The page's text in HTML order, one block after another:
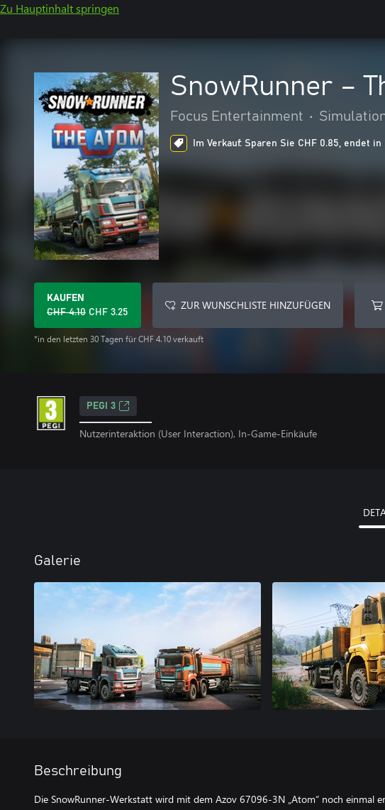
Zu Hauptinhalt springen
SnowRunner –
Focus Entertainment •
Im Verkauf: Sparen Sie CHF 0.85, endet in
KAUFEN
CHF 4.10 CHF 3.25
*in den letzten 30 Tagen für CHF 4.10 verkauft
ZUR WUNSCHLISTE HINZUFÜGEN
PEGI 3
Nutzerinteraktion (User Interaction), In-Game-Einkäufe
Galerie
Beschreibung
Die SnowRunner-Werkstatt wird mit dem Azov 67096-3N „Atom“ noch einmal